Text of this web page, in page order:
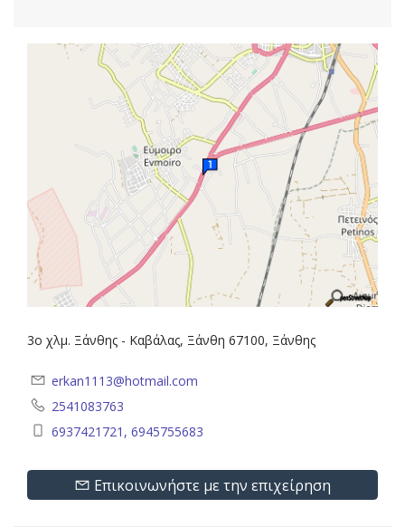
3ο χλμ. Ξάνθης - Καβάλας, Ξάνθη 67100, Ξάνθης
erkan1113@hotmail.com
2541083763
6937421721, 6945755683
Επικοινωνήστε με την επιχείρηση